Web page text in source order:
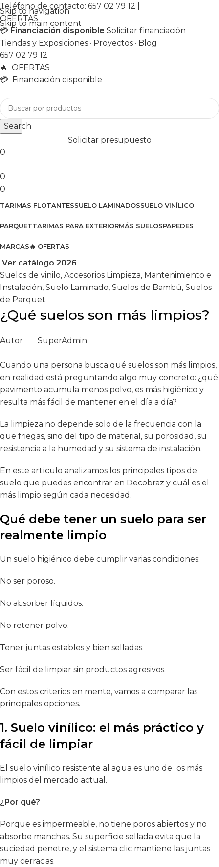
Skip to navigation
Skip to main content
Teléfono de contacto: 657 02 79 12
OFERTAS
💳 Financiación disponible Solicitar financiación
Tiendas y Exposiciones · Proyectos · Blog
657 02 79 12
🔥 OFERTAS
💳 Financiación disponible
Search
Solicitar presupuesto
0
0
0
TARIMAS FLOTANTESSUELO LAMINADOSSUELO VINÍLICO
PARQUETTARIMAS PARA EXTERIORMÁS SUELOSPAREDES
MARCAS🔥 OFERTAS
Ver catálogo 2026
Suelos de vinilo, Accesorios Limpieza, Mantenimiento e
Instalación, Suelo Laminado, Suelos de Bambú, Suelos
de Parquet
¿Qué suelos son más limpios?
Autor SuperAdmin
Cuando una persona busca qué suelos son más limpios,
en realidad está preguntando algo muy concreto: ¿qué
pavimento acumula menos polvo, es más higiénico y
resulta más fácil de mantener en el día a día?
La limpieza no depende solo de la frecuencia con la
que friegas, sino del tipo de material, su porosidad, su
resistencia a la humedad y su sistema de instalación.
En este artículo analizamos los principales tipos de
suelo que puedes encontrar en Decobraz y cuál es el
más limpio según cada necesidad.
Qué debe tener un suelo para ser
realmente limpio
Un suelo higiénico debe cumplir varias condiciones:
No ser poroso.
No absorber líquidos.
No retener polvo.
Tener juntas estables y bien selladas.
Ser fácil de limpiar sin productos agresivos.
Con estos criterios en mente, vamos a comparar las
principales opciones.
1. Suelo vinílico: el más práctico y
fácil de limpiar
El suelo vinílico resistente al agua es uno de los más
limpios del mercado actual.
¿Por qué?
Porque es impermeable, no tiene poros abiertos y no
absorbe manchas. Su superficie sellada evita que la
suciedad penetre, y el sistema clic mantiene las juntas
muy cerradas.